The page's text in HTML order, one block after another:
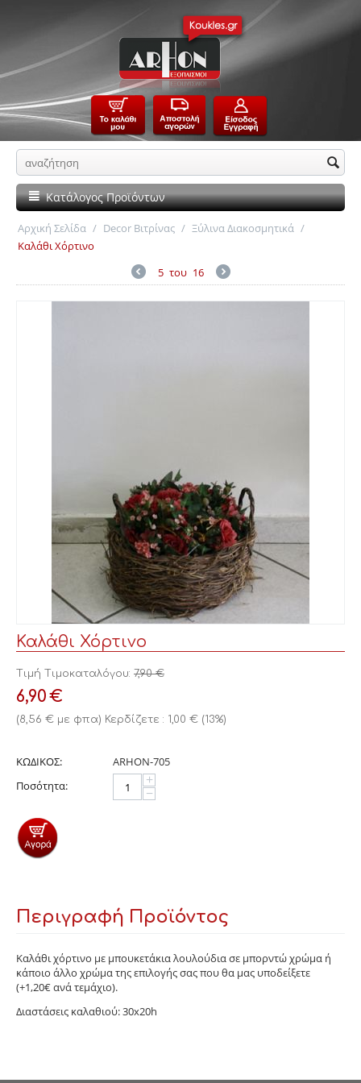
Κατάλογος Προϊόντων
Αρχική Σελίδα / Decor Βιτρίνας / Ξύλινα Διακοσμητικά /
Καλάθι Χόρτινο
5 του 16
Καλάθι Χόρτινο
Τιμή Τιμοκαταλόγου: 7,90 €
6,90€
(8,56 € με φπα) Κερδίζετε : 1,00 € (13%)
ΚΩΔΙΚΟΣ:
ARHON-705
Ποσότητα:
+
−
Περιγραφή Προϊόντος
Καλάθι χόρτινο με μπουκετάκια λουλούδια σε μπορντώ χρώμα ή
κάποιο άλλο χρώμα της επιλογής σας που θα μας υποδείξετε
(+1,20€ ανά τεμάχιο).
Διαστάσεις καλαθιού: 30x20h